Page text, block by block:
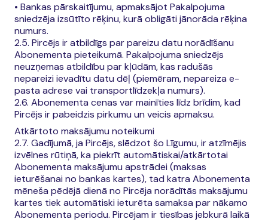
• Bankas pārskaitījumu, apmaksājot Pakalpojuma
sniedzēja izsūtīto rēķinu, kurā obligāti jānorāda rēķina
numurs.
2.5. Pircējs ir atbildīgs par pareizu datu norādīšanu
Abonementa pieteikumā. Pakalpojuma sniedzējs
neuzņemas atbildību par kļūdām, kas radušās
nepareizi ievadītu datu dēļ (piemēram, nepareiza e-
pasta adrese vai transportlīdzekļa numurs).
2.6. Abonementa cenas var mainīties līdz brīdim, kad
Pircējs ir pabeidzis pirkumu un veicis apmaksu.
Atkārtoto maksājumu noteikumi
2.7. Gadījumā, ja Pircējs, slēdzot šo Līgumu, ir atzīmējis
izvēlnes rūtiņā, ka piekrīt automātiskai/atkārtotai
Abonementa maksājumu apstrādei (maksas
ieturēšanai no bankas kartes), tad katra Abonementa
mēneša pēdējā dienā no Pircēja norādītās maksājumu
kartes tiek automātiski ieturēta samaksa par nākamo
Abonementa periodu. Pircējam ir tiesības jebkurā laikā